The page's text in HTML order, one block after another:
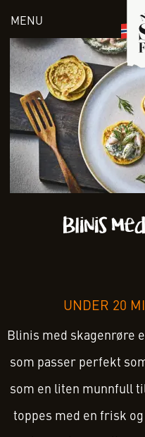
MENU
Blinis
UNDER 20
Blinis med skagenrøre
som passer perfekt
som en liten munnfull
toppes med en frisk